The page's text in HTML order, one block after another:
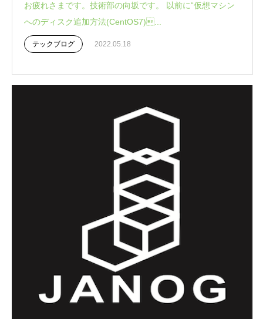
お疲れさまです。技術部の向坂です。 以前に“仮想マシン
へのディスク追加方法(CentOS7)...
テックブログ 2022.05.18